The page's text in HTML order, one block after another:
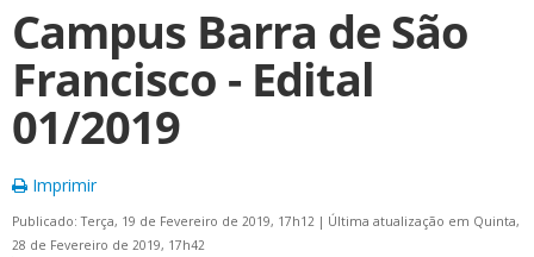
Campus Barra de São
Francisco - Edital
01/2019
Imprimir
Publicado: Terça, 19 de Fevereiro de 2019, 17h12 | Última atualização em Quinta,
28 de Fevereiro de 2019, 17h42